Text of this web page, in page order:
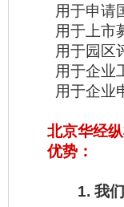
用于申请
用于上市
用于园区
用于企业
用于企业
北京华经
优势：
1. 我们